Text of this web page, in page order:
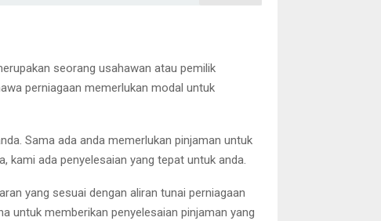
seorang usahawan atau pemilik
perniagaan memerlukan modal untuk
Sama ada anda memerlukan pinjaman untuk
kami ada penyelesaian yang tepat untuk anda.
yang sesuai dengan aliran tunai perniagaan
untuk memberikan penyelesaian pinjaman yang